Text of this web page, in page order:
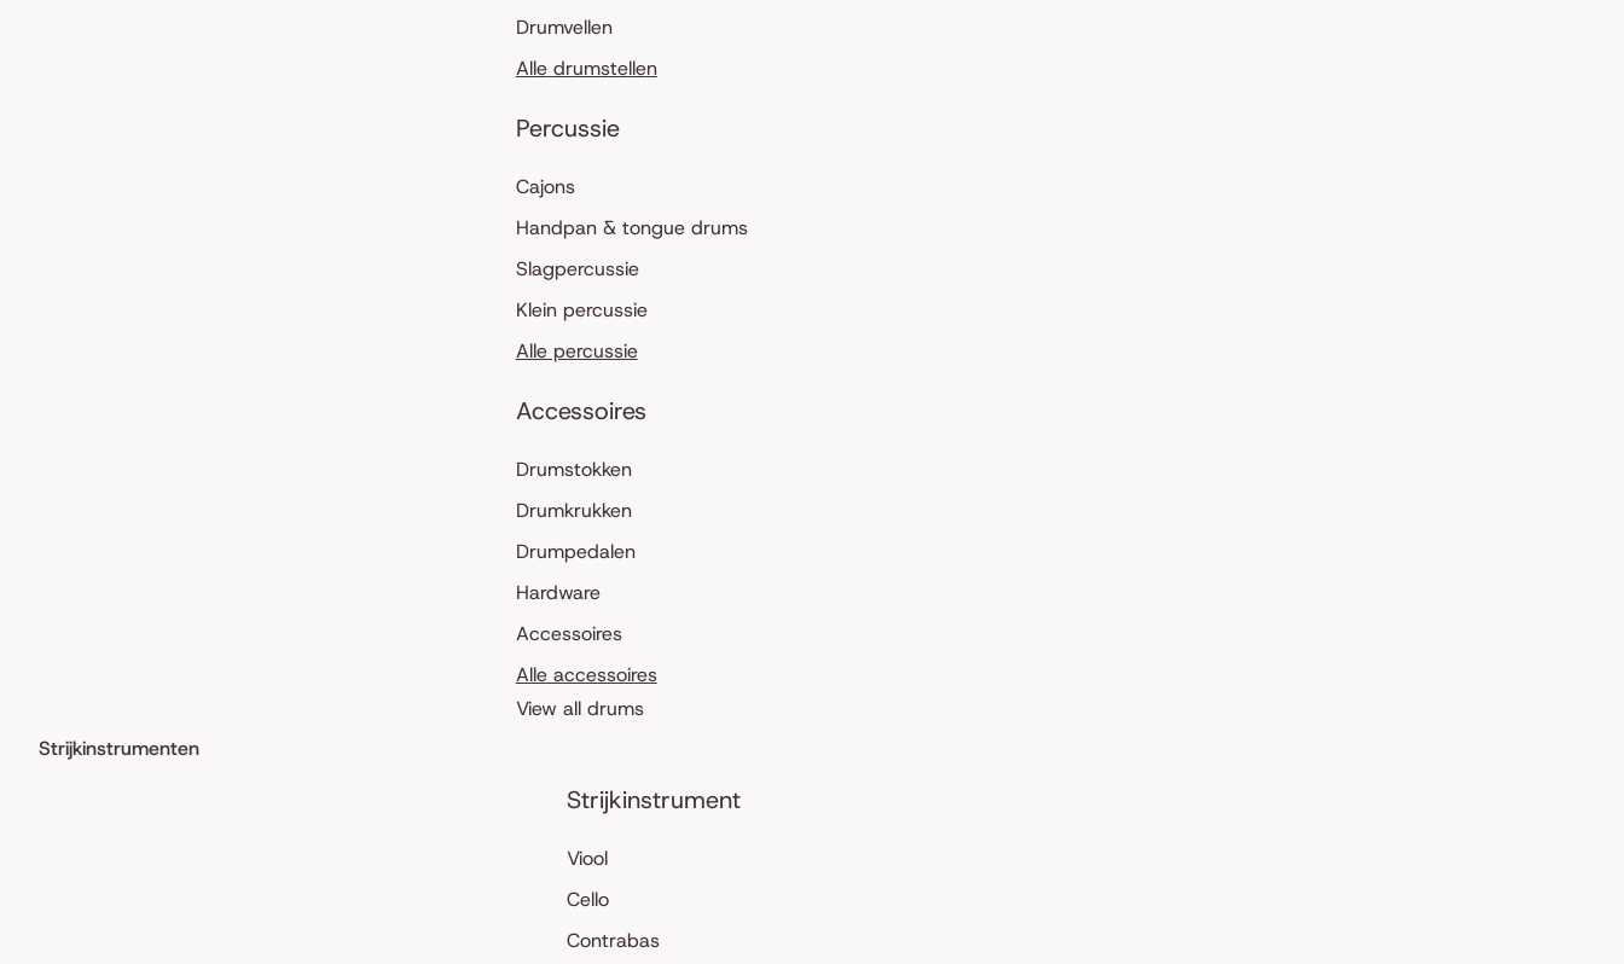
Drumvellen
Alle drumstellen
Percussie
Cajons
Handpan & tongue drums
Slagpercussie
Klein percussie
Alle percussie
Accessoires
Drumstokken
Drumkrukken
Drumpedalen
Hardware
Accessoires
Alle accessoires
View all drums
Strijkinstrumenten
Strijkinstrument
Viool
Cello
Contrabas